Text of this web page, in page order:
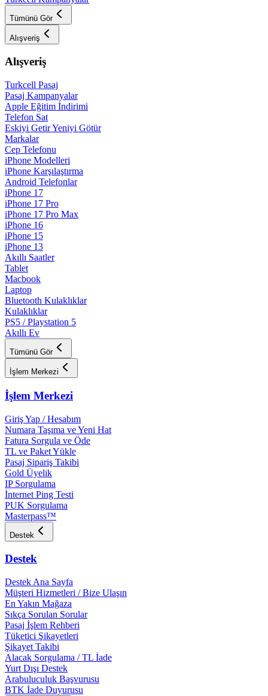
Tümünü Gör
Alışveriş
Alışveriş
Turkcell Pasaj
Pasaj Kampanyalar
Apple Eğitim İndirimi
Telefon Sat
Eskiyi Getir Yeniyi Götür
Markalar
Cep Telefonu
iPhone Modelleri
iPhone Karşılaştırma
Android Telefonlar
iPhone 17
iPhone 17 Pro
iPhone 17 Pro Max
iPhone 16
iPhone 15
iPhone 13
Akıllı Saatler
Tablet
Macbook
Laptop
Bluetooth Kulaklıklar
Kulaklıklar
PS5 / Playstation 5
Akıllı Ev
Tümünü Gör
İşlem Merkezi
İşlem Merkezi
Giriş Yap / Hesabım
Numara Taşıma ve Yeni Hat
Fatura Sorgula ve Öde
TL ve Paket Yükle
Pasaj Sipariş Takibi
Gold Üyelik
IP Sorgulama
İnternet Ping Testi
PUK Sorgulama
Masterpass™
Destek
Destek
Destek Ana Sayfa
Müşteri Hizmetleri / Bize Ulaşın
En Yakın Mağaza
Sıkça Sorulan Sorular
Pasaj İşlem Rehberi
Tüketici Şikayetleri
Şikayet Takibi
Alacak Sorgulama / TL İade
Yurt Dışı Destek
Arabuluculuk Başvurusu
BTK İade Duyurusu